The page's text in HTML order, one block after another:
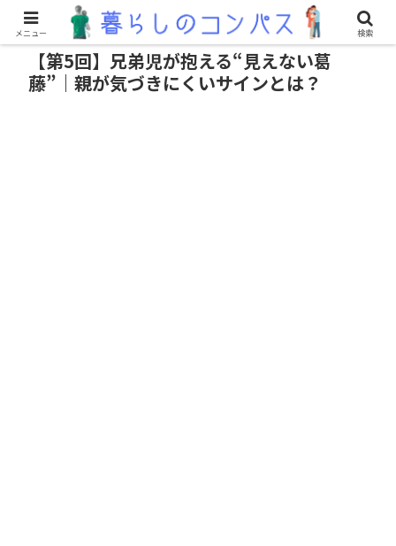
【第5回】兄弟児が抱える“見えない葛
藤”｜親が気づきにくいサインとは？
メニュー 検索